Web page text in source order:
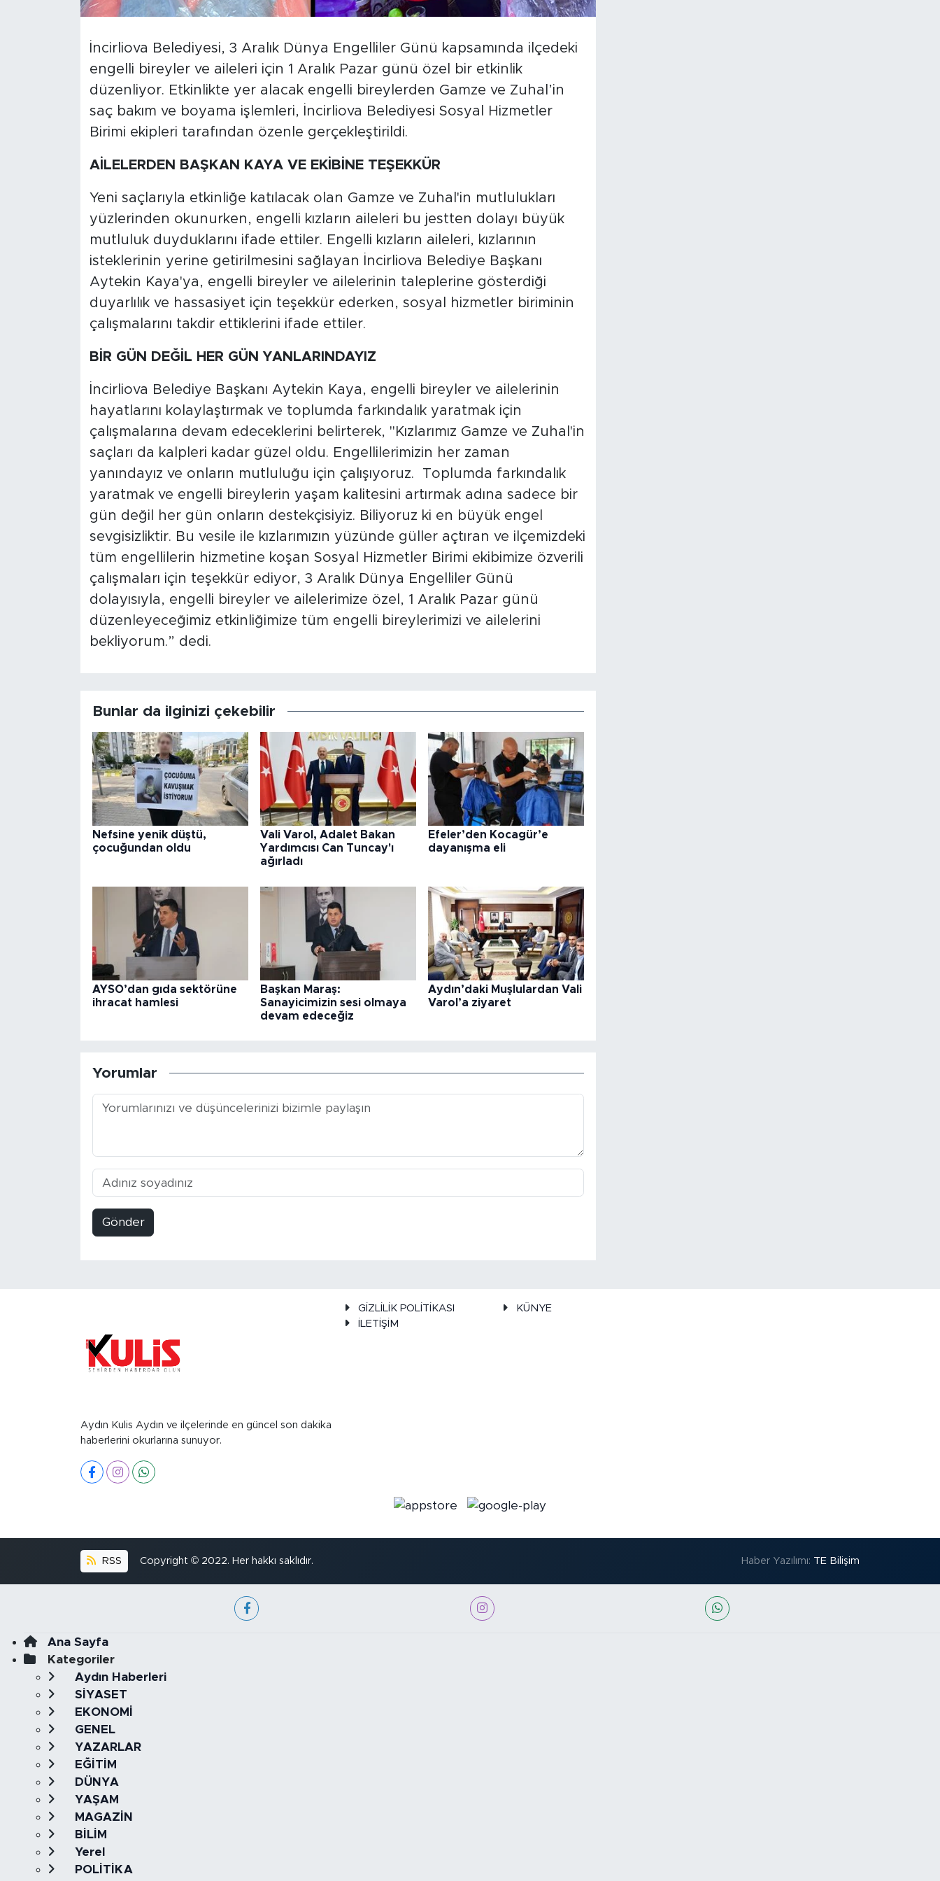
İncirliova Belediyesi, 3 Aralık Dünya Engelliler Günü kapsamında ilçedeki
engelli bireyler ve aileleri için 1 Aralık Pazar günü özel bir etkinlik
düzenliyor. Etkinlikte yer alacak engelli bireylerden Gamze ve Zuhal’in
saç bakım ve boyama işlemleri, İncirliova Belediyesi Sosyal Hizmetler
Birimi ekipleri tarafından özenle gerçekleştirildi.
AİLELERDEN BAŞKAN KAYA VE EKİBİNE TEŞEKKÜR
Yeni saçlarıyla etkinliğe katılacak olan Gamze ve Zuhal'in mutlulukları
yüzlerinden okunurken, engelli kızların aileleri bu jestten dolayı büyük
mutluluk duyduklarını ifade ettiler. Engelli kızların aileleri, kızlarının
isteklerinin yerine getirilmesini sağlayan İncirliova Belediye Başkanı
Aytekin Kaya'ya, engelli bireyler ve ailelerinin taleplerine gösterdiği
duyarlılık ve hassasiyet için teşekkür ederken, sosyal hizmetler biriminin
çalışmalarını takdir ettiklerini ifade ettiler.
BİR GÜN DEĞİL HER GÜN YANLARINDAYIZ
İncirliova Belediye Başkanı Aytekin Kaya, engelli bireyler ve ailelerinin
hayatlarını kolaylaştırmak ve toplumda farkındalık yaratmak için
çalışmalarına devam edeceklerini belirterek, "Kızlarımız Gamze ve Zuhal'in
saçları da kalpleri kadar güzel oldu. Engellilerimizin her zaman
yanındayız ve onların mutluluğu için çalışıyoruz. Toplumda farkındalık
yaratmak ve engelli bireylerin yaşam kalitesini artırmak adına sadece bir
gün değil her gün onların destekçisiyiz. Biliyoruz ki en büyük engel
sevgisizliktir. Bu vesile ile kızlarımızın yüzünde güller açtıran ve ilçemizdeki
tüm engellilerin hizmetine koşan Sosyal Hizmetler Birimi ekibimize özverili
çalışmaları için teşekkür ediyor, 3 Aralık Dünya Engelliler Günü
dolayısıyla, engelli bireyler ve ailelerimize özel, 1 Aralık Pazar günü
düzenleyeceğimiz etkinliğimize tüm engelli bireylerimizi ve ailelerini
bekliyorum.” dedi.
Bunlar da ilginizi çekebilir
Nefsine yenik düştü,
çocuğundan oldu
Vali Varol, Adalet Bakan
Yardımcısı Can Tuncay'ı
ağırladı
Efeler’den Kocagür’e
dayanışma eli
AYSO’dan gıda sektörüne
ihracat hamlesi
Başkan Maraş:
Sanayicimizin sesi olmaya
devam edeceğiz
Aydın’daki Muşlulardan Vali
Varol’a ziyaret
Yorumlar
Gönder
Aydın Kulis Aydın ve ilçelerinde en güncel son dakika
haberlerini okurlarına sunuyor.
GİZLİLİK POLİTİKASI
KÜNYE
İLETİŞİM
RSS Copyright © 2022. Her hakkı saklıdır. Haber Yazılımı: TE Bilişim
Ana Sayfa
Kategoriler
Aydın Haberleri
SİYASET
EKONOMİ
GENEL
YAZARLAR
EĞİTİM
DÜNYA
YAŞAM
MAGAZİN
BİLİM
Yerel
POLİTİKA